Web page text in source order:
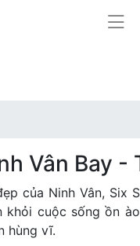
Vân Bay
của Ninh Vân, Six
khỏi cuộc sống ồn
hùng vĩ.